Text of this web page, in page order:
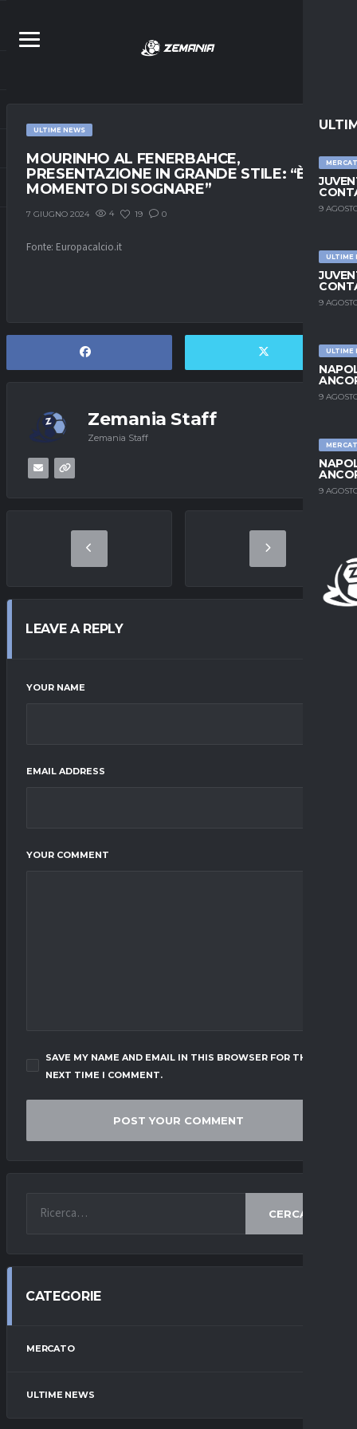
9
ULTIME
9
ULTIME
9
9
ULTIME NEWS
MOURINHO AL FENERBAHCE,
PRESENTAZIONE IN GRANDE STILE: “È IL
MOMENTO DI SOGNARE”
7 GIUGNO 2024 4 19 0
Fonte: Europacalcio.it
Zemania Staff
Zemania Staff
LEAVE A REPLY
YOUR NAME
EMAIL ADDRESS
YOUR COMMENT
SAVE MY NAME AND EMAIL IN THIS BROWSER FOR THE
NEXT TIME I COMMENT.
CERCA
CATEGORIE
MERCATO
ULTIME NEWS